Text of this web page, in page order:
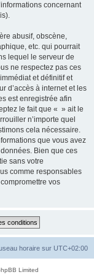
concernant
abusif, obscène,
etc. qui pourrait
lequel le serveur de
ne respectez pas ces
et définitif et
d’accès à internet et les
est enregistrée afin
le fait que « » ait le
n’importe quel
cela nécessaire.
que vous avez
Bien que ces
sans votre
comme responsables
vos
horaire sur UTC+02:00
Limited